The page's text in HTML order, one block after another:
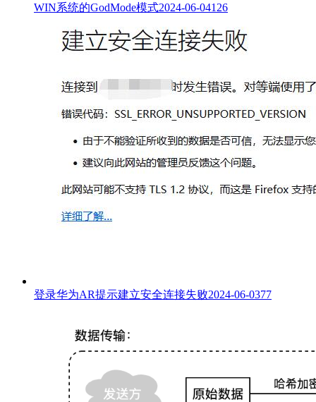
WIN系统的GodMode模式2024-06-04126
登录华为AR提示建立安全连接失败2024-06-0377